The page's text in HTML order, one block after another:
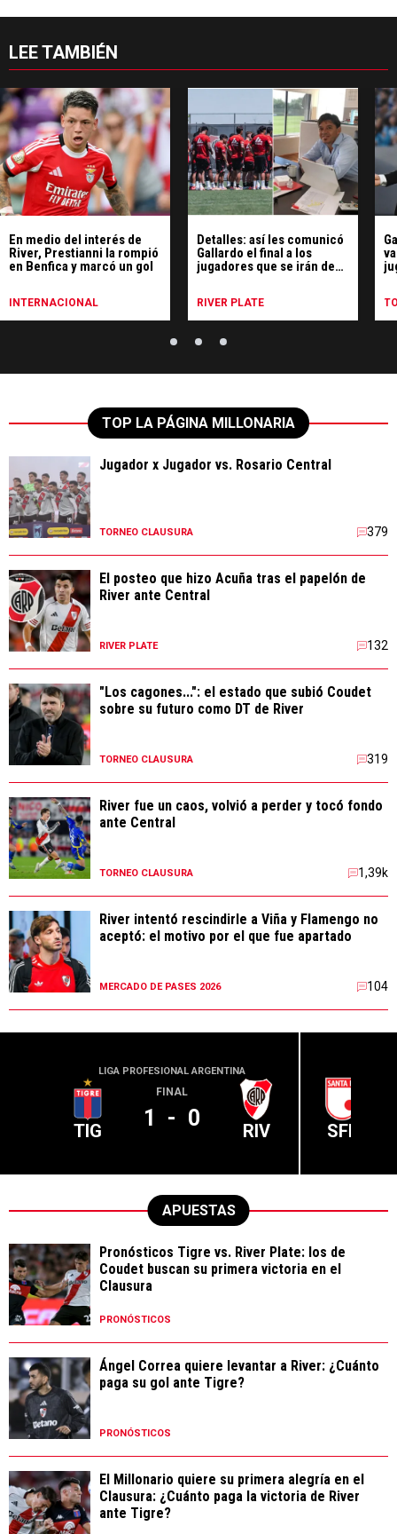
LEE TAMBIÉN
En medio del interés de
River, Prestianni la rompió
en Benfica y marcó un gol
INTERNACIONAL
Detalles: así les comunicó
Gallardo el final a los
jugadores que se irán de
RIVER PLATE
TOP LA PÁGINA MILLONARIA
Jugador x Jugador vs. Rosario Central
TORNEO CLAUSURA 379
El posteo que hizo Acuña tras el papelón de
River ante Central
RIVER PLATE 132
"Los cagones...": el estado que subió Coudet
sobre su futuro como DT de River
TORNEO CLAUSURA 319
River fue un caos, volvió a perder y tocó fondo
ante Central
TORNEO CLAUSURA 1,39k
River intentó rescindirle a Viña y Flamengo no
aceptó: el motivo por el que fue apartado
MERCADO DE PASES 2026 104
LIGA PROFESIONAL ARGENTINA
TIG
FINAL
1 - 0 RIV SFE
APUESTAS
Pronósticos Tigre vs. River Plate: los de
Coudet buscan su primera victoria en el
Clausura
PRONÓSTICOS
Ángel Correa quiere levantar a River: ¿Cuánto
paga su gol ante Tigre?
PRONÓSTICOS
El Millonario quiere su primera alegría en el
Clausura: ¿Cuánto paga la victoria de River
ante Tigre?